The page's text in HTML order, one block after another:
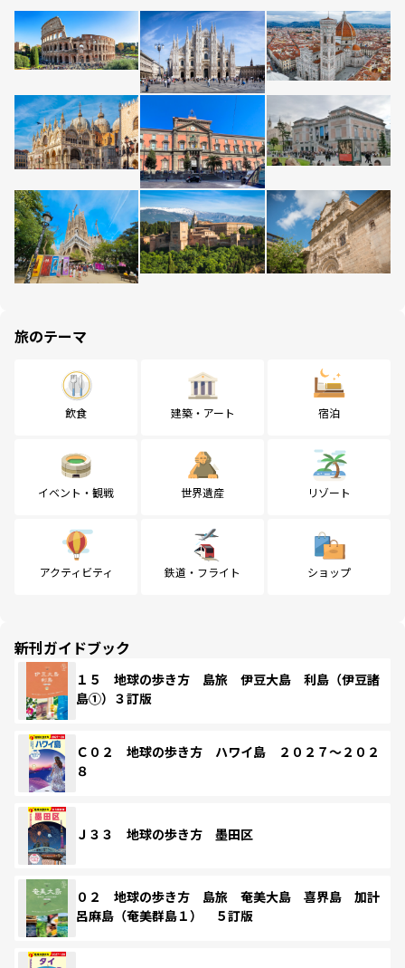
旅のテーマ
飲食 建築・アート 宿泊
イベント・観戦 世界遺産 リゾート
アクティビティ 鉄道・フライト ショップ
新刊ガイドブック
１５ 地球の歩き方 島旅 伊豆大島 利島（伊豆諸
島①）３訂版
Ｃ０２ 地球の歩き方 ハワイ島 ２０２７～２０２
８
Ｊ３３ 地球の歩き方 墨田区
０２ 地球の歩き方 島旅 奄美大島 喜界島 加計
呂麻島（奄美群島１） ５訂版